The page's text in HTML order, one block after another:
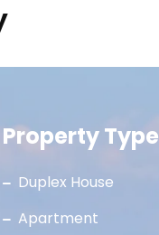
Property Type
Duplex House
Apartment